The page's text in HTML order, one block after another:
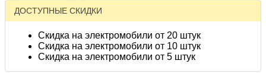
ДОСТУПНЫЕ СКИДКИ
Скидка на электромобили от 20 штук
Скидка на электромобили от 10 штук
Скидка на электромобили от 5 штук